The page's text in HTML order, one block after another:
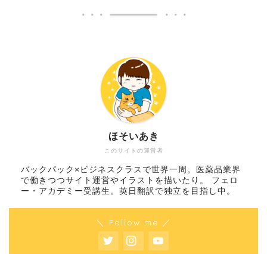
このサイトの運営者
ほそいあき
バックパック×ビジネスクラスで世界一周。医薬品業界
で働きつつサイト運営やイラストを描いたり。 フェロ
ー・アカデミー受講生。英日翻訳で独立を目指し中。
＼ Follow me ／